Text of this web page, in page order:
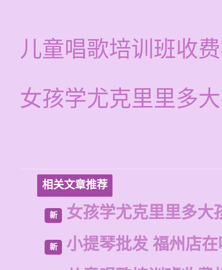
儿童唱歌培训班收
女孩学尤克里里多
相关文章推荐
新 女孩学尤克里里多大
新
小提琴批发 福州店